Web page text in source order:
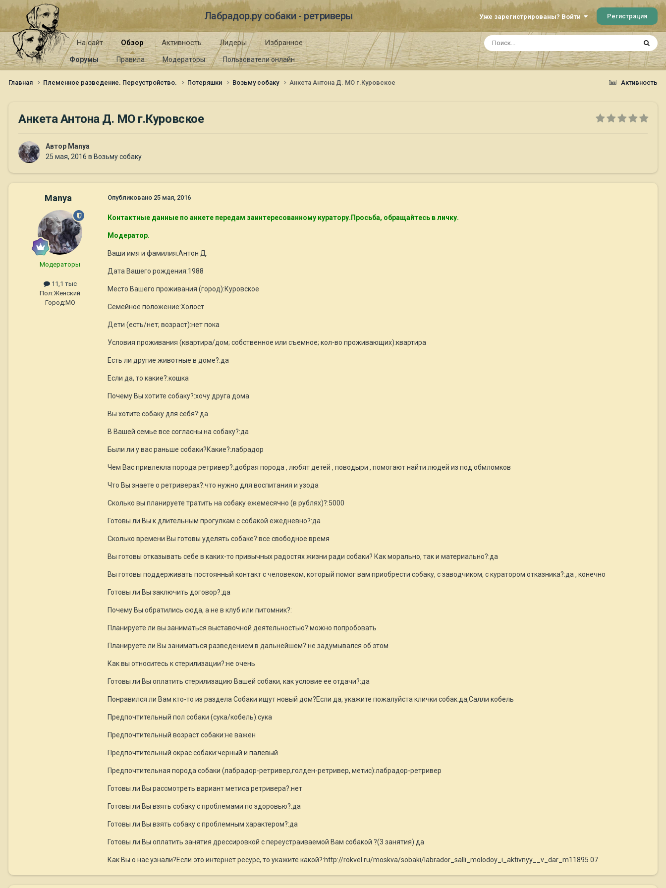
Лабрадор.ру собаки - ретриверы Уже зарегистрированы? Войти Регистрация
На сайт Обзор
Форумы Правила Модераторы Пользователи онлайн
Активность Лидеры Избранное
Активность
Главная Племенное разведение. Переустройство. Потеряшки Возьму собаку Анкета Антона Д. МО г.Куровское
Анкета Антона Д. МО г.Куровское
Автор Manya
25 мая, 2016 в Возьму собаку
Manya
Модераторы
11,1 тыс
Пол:Женский
Город:МО
Опубликовано 25 мая, 2016
Контактные данные по анкете передам заинтересованному куратору.Просьба, обращайтесь в личку.
Модератор.
Ваши имя и фамилия:Антон Д.
Дата Вашего рождения:1988
Место Вашего проживания (город):Куровское
Семейное положение:Холост
Дети (есть/нет; возраст):нет пока
Условия проживания (квартира/дом; собственное или съемное; кол-во проживающих):квартира
Есть ли другие животные в доме?:да
Если да, то какие?:кошка
Почему Вы хотите собаку?:хочу друга дома
Вы хотите собаку для себя?:да
В Вашей семье все согласны на собаку?:да
Были ли у вас раньше собаки?Какие?:лабрадор
Чем Вас привлекла порода ретривер?:добрая порода , любят детей , поводыри , помогают найти людей из под обмломков
Что Вы знаете о ретриверах?:что нужно для воспитания и узода
Сколько вы планируете тратить на собаку ежемесячно (в рублях)?:5000
Готовы ли Вы к длительным прогулкам с собакой ежедневно?:да
Сколько времени Вы готовы уделять собаке?:все свободное время
Вы готовы отказывать себе в каких-то привычных радостях жизни ради собаки? Как морально, так и материально?:да
Вы готовы поддерживать постоянный контакт с человеком, который помог вам приобрести собаку, с заводчиком, с куратором отказника?:да , конечно
Готовы ли Вы заключить договор?:да
Почему Вы обратились сюда, а не в клуб или питомник?:
Планируете ли вы заниматься выставочной деятельностью?:можно попробовать
Планируете ли Вы заниматься разведением в дальнейшем?:не задумывался об этом
Как вы относитесь к стерилизации?:не очень
Готовы ли Вы оплатить стерилизацию Вашей собаки, как условие ее отдачи?:да
Понравился ли Вам кто-то из раздела Собаки ищут новый дом?Если да, укажите пожалуйста клички собак:да,Салли кобель
Предпочтительный пол собаки (сука/кобель):сука
Предпочтительный возраст собаки:не важен
Предпочтительный окрас собаки:черный и палевый
Предпочтительная порода собаки (лабрадор-ретривер,голден-ретривер, метис):лабрадор-ретривер
Готовы ли Вы рассмотреть вариант метиса ретривера?:нет
Готовы ли Вы взять собаку с проблемами по здоровью?:да
Готовы ли Вы взять собаку с проблемным характером?:да
Готовы ли Вы оплатить занятия дрессировкой с переустраиваемой Вам собакой ?(3 занятия):да
Как Вы о нас узнали?Если это интернет ресурс, то укажите какой?:http://rokvel.ru/moskva/sobaki/labrador_salli_molodoy_i_aktivnyy__v_dar_m11895 07